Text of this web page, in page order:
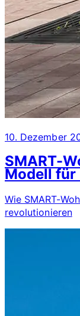
10. Dezember
SMART-
Modell für
Wie SMART-
revolutionieren